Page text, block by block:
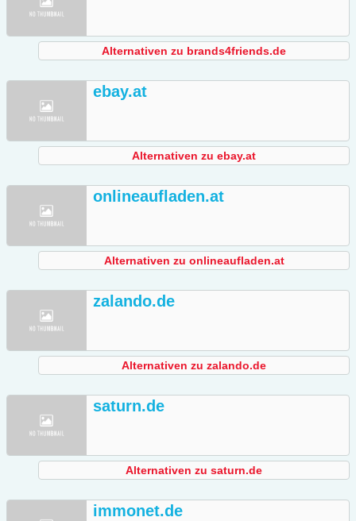
Alternativen zu brands4friends.de
ebay.at
Alternativen zu ebay.at
onlineaufladen.at
Alternativen zu onlineaufladen.at
zalando.de
Alternativen zu zalando.de
saturn.de
Alternativen zu saturn.de
immonet.de